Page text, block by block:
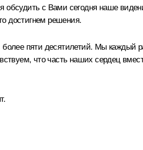
обсудить с Вами сегодня наше
достигнем решения.
пяти десятилетий. Мы каждый
что часть наших сердец